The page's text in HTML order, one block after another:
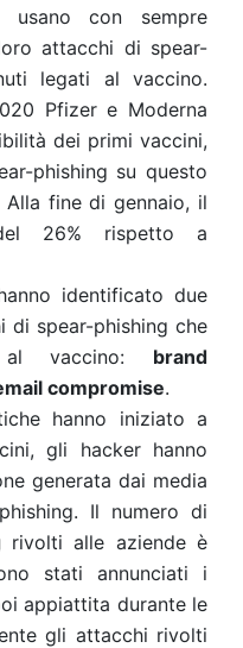
con sempre
loroattacchi di spear-
legati al vaccino.
Pfizer e Moderna
dei primi vaccini,
phishing su questo
Alla fine di gennaio, il
26% rispetto a
identificato due
spear-phishing che
al vaccino: brand
compromise.
hanno iniziato a
gli hacker hanno
generata dai media
Il numero di
rivolti alle aziende è
stati annunciati i
appiattita durante le
gli attacchi rivolti